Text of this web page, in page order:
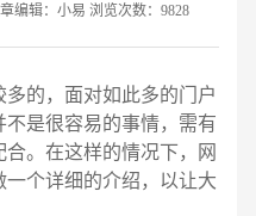
编辑：小易 浏览次数：9828
的，面对如此多的门户
是很容易的事情，需有
。在这样的情况下，网
个详细的介绍，以让大